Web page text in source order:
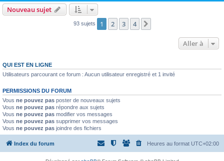
Nouveau sujet
93 sujets 1 2 3 4
Aller à
QUI EST EN LIGNE
Utilisateurs parcourant ce forum : Aucun utilisateur enregistré et 1 invité
PERMISSIONS DU FORUM
Vous ne pouvez pas poster de nouveaux sujets
Vous ne pouvez pas répondre aux sujets
Vous ne pouvez pas modifier vos messages
Vous ne pouvez pas supprimer vos messages
Vous ne pouvez pas joindre des fichiers
Index du forum Heures au format UTC+02:00